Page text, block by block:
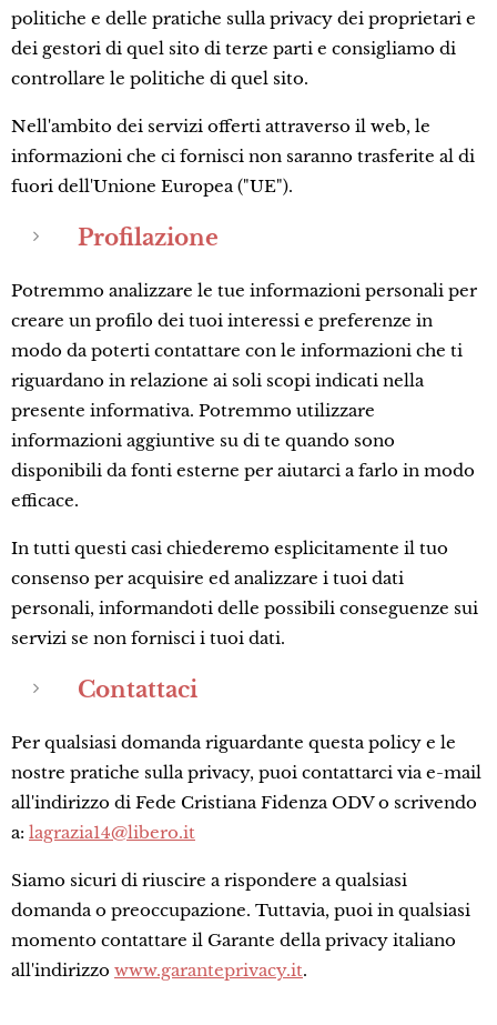
politiche e delle pratiche sulla privacy dei proprietari e
dei gestori di quel sito di terze parti e consigliamo di
controllare le politiche di quel sito.
Nell'ambito dei servizi offerti attraverso il web, le
informazioni che ci fornisci non saranno trasferite al di
fuori dell'Unione Europea ("UE").
Profilazione
Potremmo analizzare le tue informazioni personali per
creare un profilo dei tuoi interessi e preferenze in
modo da poterti contattare con le informazioni che ti
riguardano in relazione ai soli scopi indicati nella
presente informativa. Potremmo utilizzare
informazioni aggiuntive su di te quando sono
disponibili da fonti esterne per aiutarci a farlo in modo
efficace.
In tutti questi casi chiederemo esplicitamente il tuo
consenso per acquisire ed analizzare i tuoi dati
personali, informandoti delle possibili conseguenze sui
servizi se non fornisci i tuoi dati.
Contattaci
Per qualsiasi domanda riguardante questa policy e le
nostre pratiche sulla privacy, puoi contattarci via e-mail
all'indirizzo di Fede Cristiana Fidenza ODV o scrivendo
a: lagrazia14@libero.it
Siamo sicuri di riuscire a rispondere a qualsiasi
domanda o preoccupazione. Tuttavia, puoi in qualsiasi
momento contattare il Garante della privacy italiano
all'indirizzo www.garanteprivacy.it.